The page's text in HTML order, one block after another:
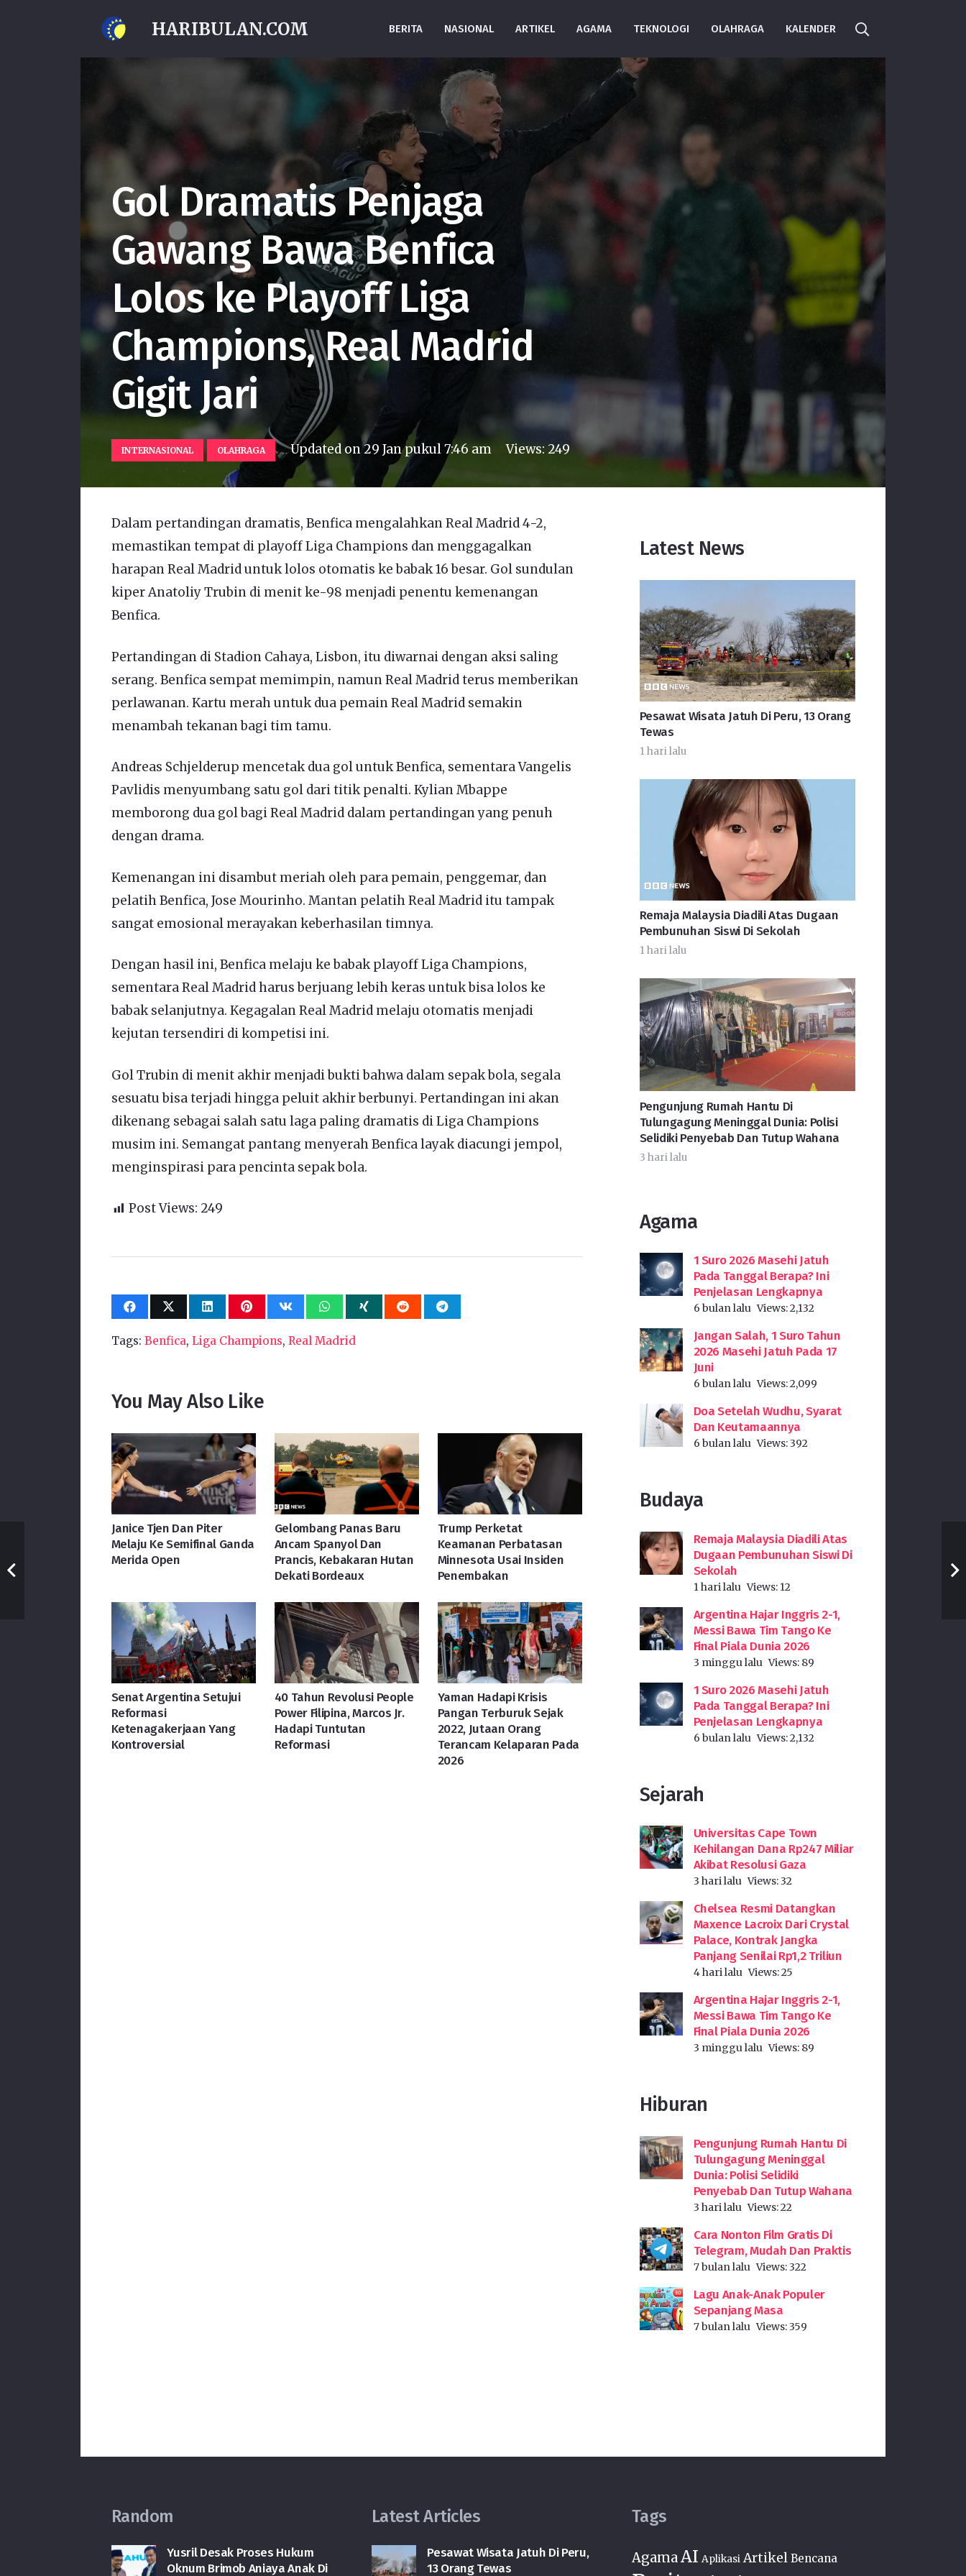
HARIBULAN.COM BERITA NASIONAL ARTIKEL AGAMA TEKNOLOGI OLAHRAGA KALENDER
Gol Dramatis Penjaga
Gawang Bawa Benfica
Lolos ke Playoff Liga
Champions, Real Madrid
Gigit Jari
INTERNASIONAL OLAHRAGA Updated on29 Jan pukul 7:46 am Views:249
Dalam pertandingan dramatis, Benfica mengalahkan Real Madrid 4-2,
memastikan tempat di playoff Liga Champions dan menggagalkan
harapan Real Madrid untuk lolos otomatis ke babak 16 besar. Gol sundulan
kiper Anatoliy Trubin di menit ke-98 menjadi penentu kemenangan
Benfica.
Pertandingan di Stadion Cahaya, Lisbon, itu diwarnai dengan aksi saling
serang. Benfica sempat memimpin, namun Real Madrid terus memberikan
perlawanan. Kartu merah untuk dua pemain Real Madrid semakin
menambah tekanan bagi tim tamu.
Andreas Schjelderup mencetak dua gol untuk Benfica, sementara Vangelis
Pavlidis menyumbang satu gol dari titik penalti. Kylian Mbappe
memborong dua gol bagi Real Madrid dalam pertandingan yang penuh
dengan drama.
Kemenangan ini disambut meriah oleh para pemain, penggemar, dan
pelatih Benfica, Jose Mourinho. Mantan pelatih Real Madrid itu tampak
sangat emosional merayakan keberhasilan timnya.
Dengan hasil ini, Benfica melaju ke babak playoff Liga Champions,
sementara Real Madrid harus berjuang lebih keras untuk bisa lolos ke
babak selanjutnya. Kegagalan Real Madrid melaju otomatis menjadi
kejutan tersendiri di kompetisi ini.
Gol Trubin di menit akhir menjadi bukti bahwa dalam sepak bola, segala
sesuatu bisa terjadi hingga peluit akhir berbunyi. Pertandingan ini akan
dikenang sebagai salah satu laga paling dramatis di Liga Champions
musim ini. Semangat pantang menyerah Benfica layak diacungi jempol,
menginspirasi para pencinta sepak bola.
Post Views: 249
Tags: Benfica, Liga Champions, Real Madrid
You May Also Like
Janice Tjen Dan Piter
Melaju Ke Semifinal Ganda
Merida Open
Gelombang Panas Baru
Ancam Spanyol Dan
Prancis, Kebakaran Hutan
Dekati Bordeaux
Trump Perketat
Keamanan Perbatasan
Minnesota Usai Insiden
Penembakan
Senat Argentina Setujui
Reformasi
Ketenagakerjaan Yang
Kontroversial
40 Tahun Revolusi People
Power Filipina, Marcos Jr.
Hadapi Tuntutan
Reformasi
Yaman Hadapi Krisis
Pangan Terburuk Sejak
2022, Jutaan Orang
Terancam Kelaparan Pada
2026
Latest News
Pesawat Wisata Jatuh Di Peru, 13 Orang
Tewas
1 hari lalu
Remaja Malaysia Diadili Atas Dugaan
Pembunuhan Siswi Di Sekolah
1 hari lalu
Pengunjung Rumah Hantu Di
Tulungagung Meninggal Dunia: Polisi
Selidiki Penyebab Dan Tutup Wahana
3 hari lalu
Agama
1 Suro 2026 Masehi Jatuh
Pada Tanggal Berapa? Ini
Penjelasan Lengkapnya
6 bulan lalu Views:2,132
Jangan Salah, 1 Suro Tahun
2026 Masehi Jatuh Pada 17
Juni
6 bulan lalu Views:2,099
Doa Setelah Wudhu, Syarat
Dan Keutamaannya
6 bulan lalu Views:392
Budaya
Remaja Malaysia Diadili Atas
Dugaan Pembunuhan Siswi Di
Sekolah
1 hari lalu Views: 12
Argentina Hajar Inggris 2-1,
Messi Bawa Tim Tango Ke
Final Piala Dunia 2026
3 minggu lalu Views: 89
1 Suro 2026 Masehi Jatuh
Pada Tanggal Berapa? Ini
Penjelasan Lengkapnya
6 bulan lalu Views:2,132
Sejarah
Universitas Cape Town
Kehilangan Dana Rp247 Miliar
Akibat Resolusi Gaza
3 hari lalu Views:32
Chelsea Resmi Datangkan
Maxence Lacroix Dari Crystal
Palace, Kontrak Jangka
Panjang Senilai Rp1,2 Triliun
4 hari lalu Views:25
Argentina Hajar Inggris 2-1,
Messi Bawa Tim Tango Ke
Final Piala Dunia 2026
3 minggu lalu Views: 89
Hiburan
Pengunjung Rumah Hantu Di
Tulungagung Meninggal
Dunia: Polisi Selidiki
Penyebab Dan Tutup Wahana
3 hari lalu Views:22
Cara Nonton Film Gratis Di
Telegram, Mudah Dan Praktis
7 bulan lalu Views:322
Lagu Anak-Anak Populer
Sepanjang Masa
7 bulan lalu Views:359
Random
Yusril Desak Proses Hukum
Oknum Brimob Aniaya Anak Di
Latest Articles
Pesawat Wisata Jatuh Di Peru,
13 Orang Tewas
Tags
AgamaAI Aplikasi Artikel Bencana